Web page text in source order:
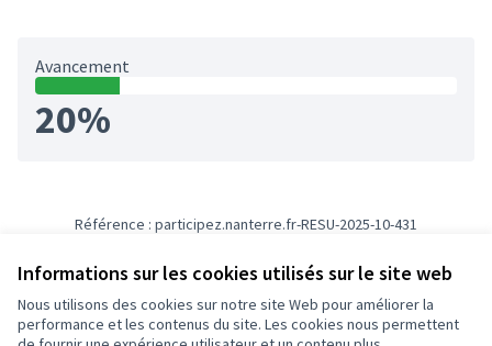
Informations sur les cookies utilisés sur le site web
Nous utilisons des cookies sur notre site Web pour améliorer la
performance et les contenus du site. Les cookies nous permettent
Avancement
20%
Référence : participez.nanterre.fr-RESU-2025-10-431
Conditions d'utilisation
Paramètres des cookies